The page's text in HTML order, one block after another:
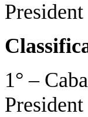
1° –